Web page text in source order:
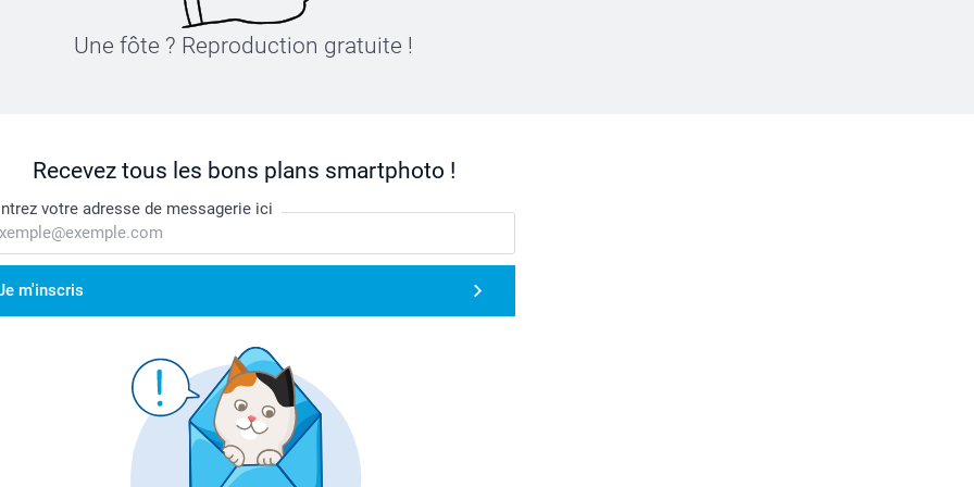
Une fôte ? Reproduction gratuite !
Recevez tous les bons plans smartphoto !
votre adresse de messagerie ici
m'inscris